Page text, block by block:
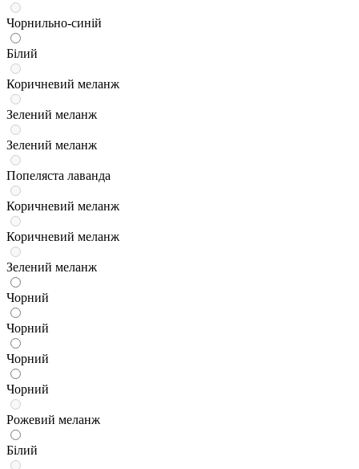
Чорнильно-синій
Білий
Коричневий меланж
Зелений меланж
Зелений меланж
Попеляста лаванда
Коричневий меланж
Коричневий меланж
Зелений меланж
Чорний
Чорний
Чорний
Чорний
Рожевий меланж
Білий